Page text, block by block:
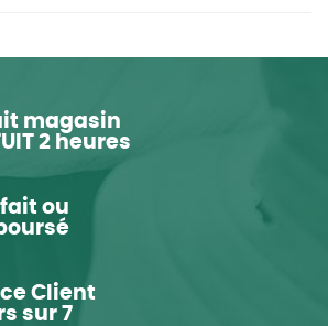
magasin
2 heures
ou
Client
sur 7